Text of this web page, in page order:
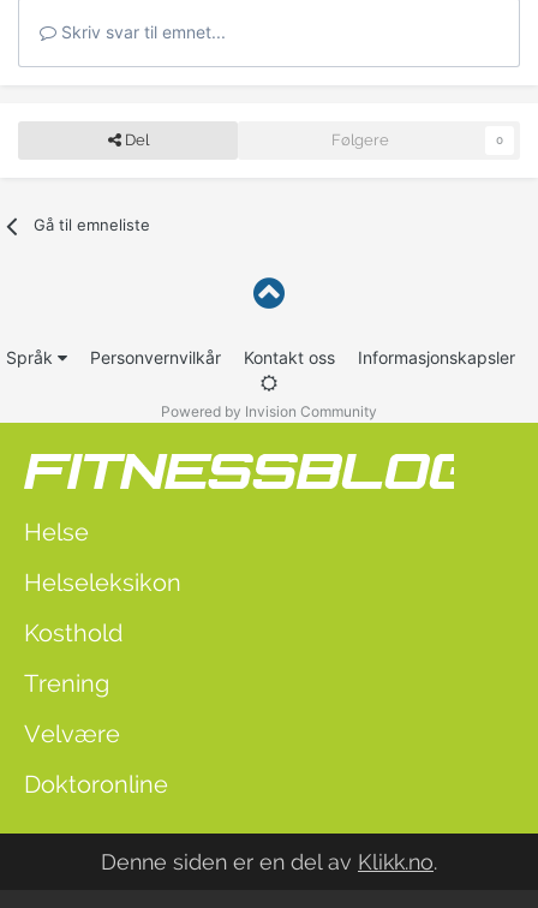
Skriv svar til emnet...
Del Følgere 0
Gå til emneliste
Språk Personvernvilkår Kontakt oss Informasjonskapsler
Powered by Invision Community
Helse
Helseleksikon
Kosthold
Trening
Velvære
Doktoronline
Denne siden er en del av Klikk.no.